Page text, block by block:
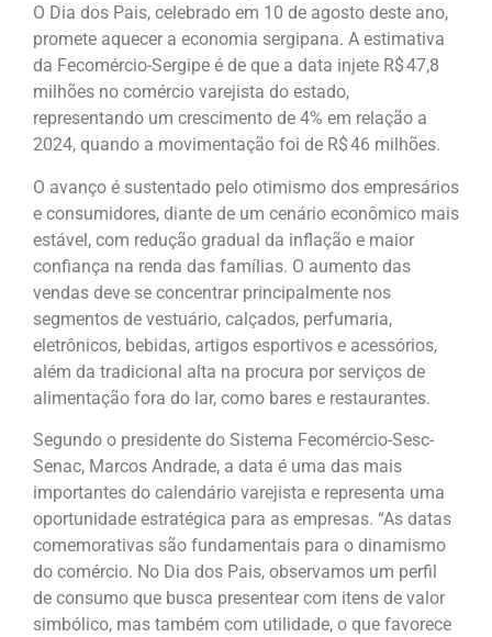
O Dia dos Pais, celebrado em 10 de agosto deste ano,
promete aquecer a economia sergipana. A estimativa
da Fecomércio-Sergipe é de que a data injete R$ 47,8
milhões no comércio varejista do estado,
representando um crescimento de 4% em relação a
2024, quando a movimentação foi de R$ 46 milhões.
O avanço é sustentado pelo otimismo dos empresários
e consumidores, diante de um cenário econômico mais
estável, com redução gradual da inflação e maior
confiança na renda das famílias. O aumento das
vendas deve se concentrar principalmente nos
segmentos de vestuário, calçados, perfumaria,
eletrônicos, bebidas, artigos esportivos e acessórios,
além da tradicional alta na procura por serviços de
alimentação fora do lar, como bares e restaurantes.
Segundo o presidente do Sistema Fecomércio-Sesc-
Senac, Marcos Andrade, a data é uma das mais
importantes do calendário varejista e representa uma
oportunidade estratégica para as empresas. “As datas
comemorativas são fundamentais para o dinamismo
do comércio. No Dia dos Pais, observamos um perfil
de consumo que busca presentear com itens de valor
simbólico, mas também com utilidade, o que favorece